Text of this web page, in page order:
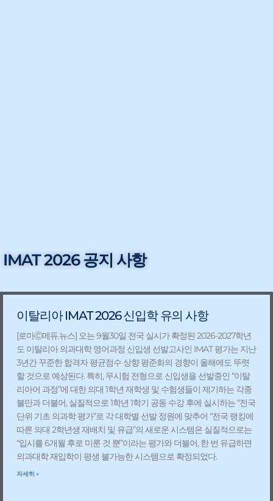
IMAT 2026 공지 사항
이탈리아 IMAT 2026 신입학 유의 사항
[로마Ⓒ메듀.뉴스] 오는 9월30일 전국 실시가 확정된 2026-2027학년
도 이탈리아 의과대학 영어과정 신입생 선발고사인 IMAT 평가는 지난
3년간 꾸준한 합격자 평균점수 상향 평준화의 경향이 올해에도 뚜렷
할 것으로 예상된다. 특히, 무시험 전형으로 신입생을 선발중인 “이탈
리아어 과정”에 대한 의대 1학년 재학생 및 수험생들이 제기하는 각종
불만과 더불어, 실질적으로 1학년 1학기 공동 수강 후에 실시하는 “전국
단위 기초 의과학 평가”로 각 대학별 선발 정원에 맞추어 “전국 랭킹에
따른 의대 2학년생 재배치 및 유급”의 새로운 시스템은 실질적으로는
“입시를 6개월 후로 미룬 것 뿐”이라는 평가와 더불어, 한 번 유급하면
의과대학 재입학이 평생 불가능한 시스템으로 확정되었다.
자세히 »